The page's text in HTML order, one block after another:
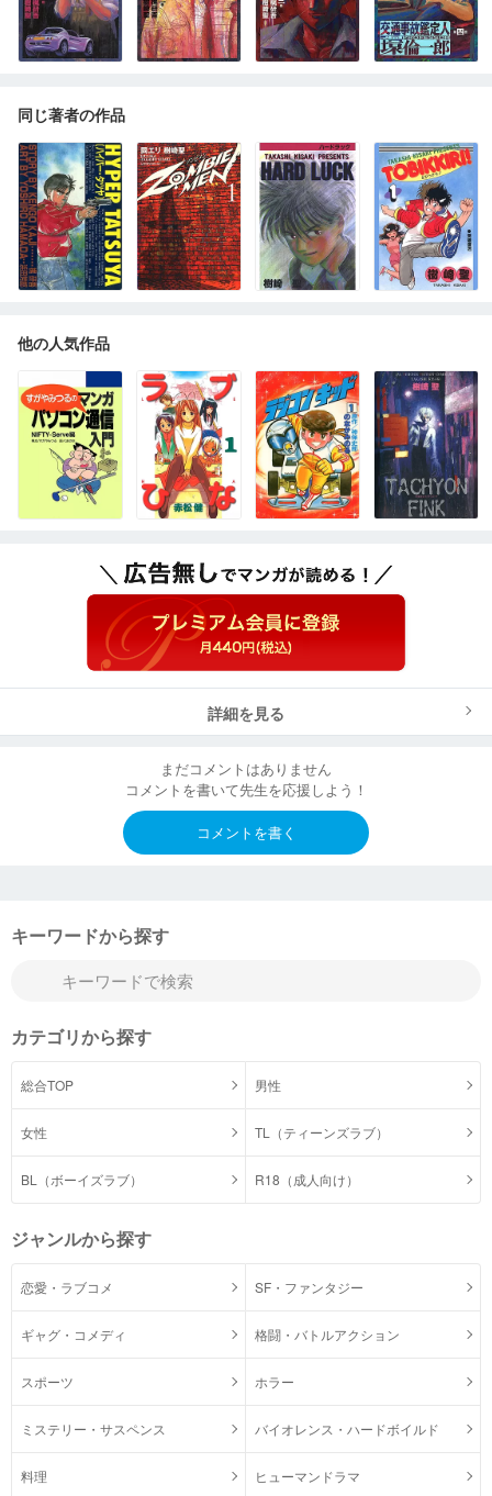
同じ著者の作品
他の人気作品
詳細を見る
まだコメントはありません
コメントを書いて先生を応援しよう！
コメントを書く
キーワードから探す
カテゴリから探す
総合TOP 男性
女性 TL（ティーンズラブ）
BL（ボーイズラブ） R18（成人向け）
ジャンルから探す
恋愛・ラブコメ SF・ファンタジー
ギャグ・コメディ 格闘・バトルアクション
スポーツ ホラー
ミステリー・サスペンス バイオレンス・ハードボイルド
料理 ヒューマンドラマ